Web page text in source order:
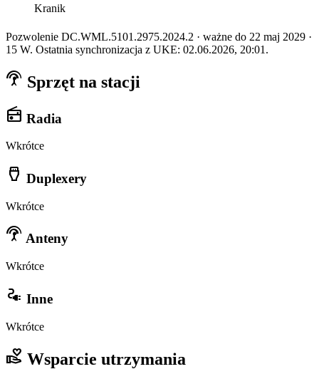
Kranik
Pozwolenie DC.WML.5101.2975.2024.2 · ważne do 22 maj 2029 ·
15 W. Ostatnia synchronizacja z UKE: 02.06.2026, 20:01.
settings_input_antenna Sprzęt na stacji
radio Radia
Wkrótce
settings_input_hdmi Duplexery
Wkrótce
settings_input_antenna Anteny
Wkrótce
electrical_services Inne
Wkrótce
volunteer_activism Wsparcie utrzymania